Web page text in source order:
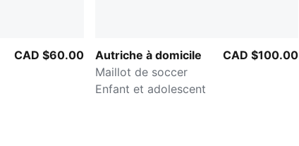
CAD $60.00
Autriche à domicile
Maillot de soccer
Enfant et adolescent
CAD $100.00